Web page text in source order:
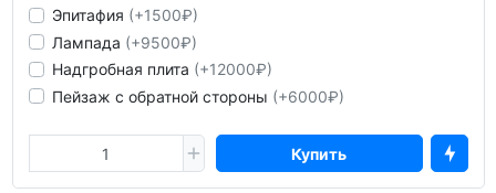
Эпитафия (+1500₽)
Лампада (+9500₽)
Надгробная плита (+12000₽)
Пейзаж с обратной стороны (+6000₽)
Купить